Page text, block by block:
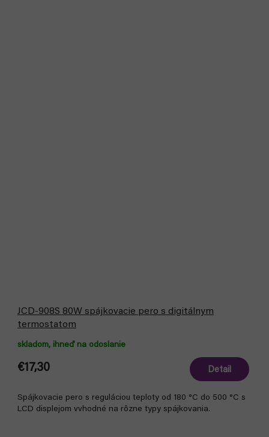
JCD-908S 80W spájkovacie pero s digitálnym
termostatom
skladom, ihneď na odoslanie
€17,30 Detail
Spájkovacie pero s reguláciou teploty od 180 °C do 500 °C s
LCD displejom vvhodné na rôzne typy spájkovania.